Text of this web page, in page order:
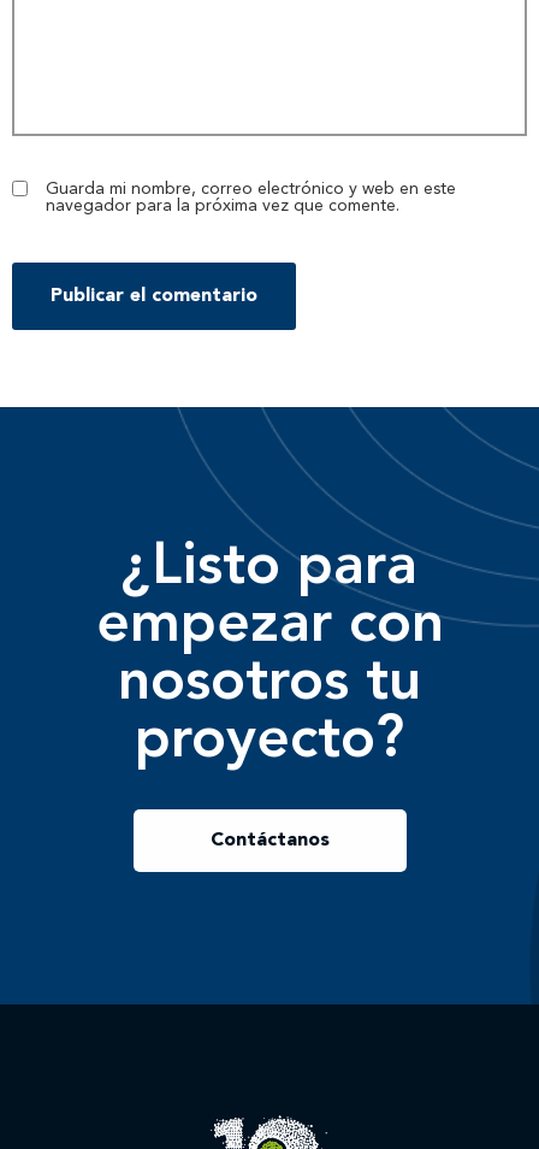
Guarda mi nombre, correo electrónico y web en este
navegador para la próxima vez que comente.
¿Listo para
empezar con
nosotros tu
proyecto?
Contáctanos